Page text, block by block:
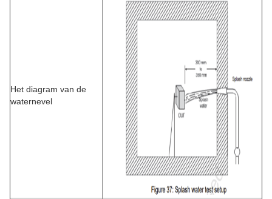
Het diagram van de
waternevel